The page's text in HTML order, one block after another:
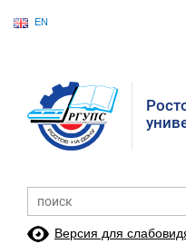
EN
Версия для